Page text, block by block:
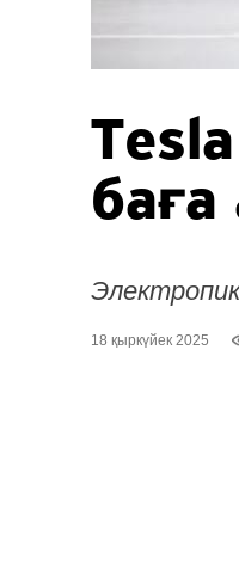
18 қыркүйек 2025